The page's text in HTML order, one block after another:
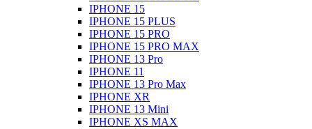
IPHONE 15
IPHONE 15 PLUS
IPHONE 15 PRO
IPHONE 15 PRO MAX
IPHONE 13 Pro
IPHONE 11
IPHONE 13 Pro Max
IPHONE XR
IPHONE 13 Mini
IPHONE XS MAX